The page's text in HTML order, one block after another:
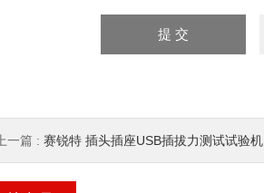
上一篇 : 赛锐特 插头插座USB插拔力测试试验机